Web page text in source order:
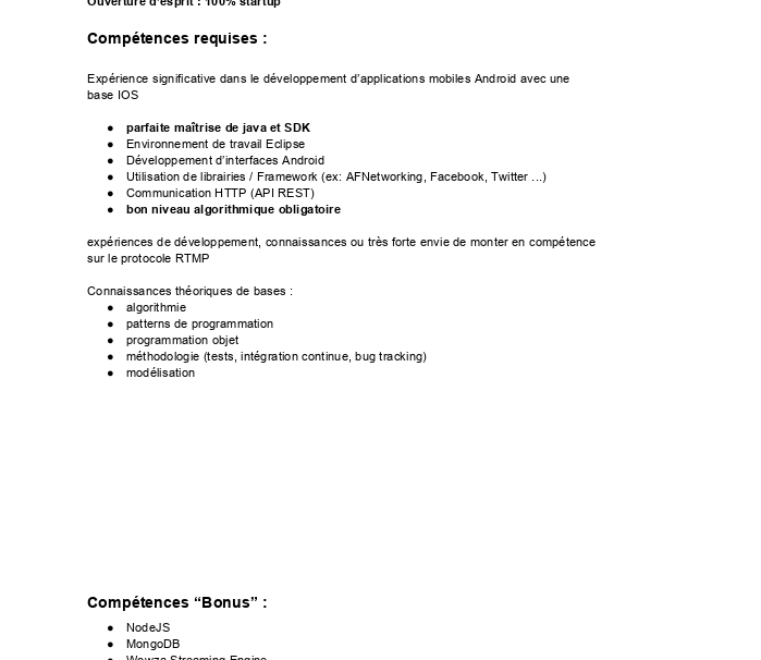
Compétencesrequises:
Expériencesignificativedansledéveloppementd’applicationsmobilesAndroidavecune
baseIOS
● parfaitemaîtrisedejavaetSDK
● EnvironnementdetravailEclipse
● Développementd’interfacesAndroid
● Utilisationdelibrairies/Framework(ex:AFNetworking,Facebook,Twitter...)
● CommunicationHTTP(APIREST)
● bonniveaualgorithmiqueobligatoire
expériencesdedéveloppement,connaissancesoutrèsforteenviedemonterencompétence
surleprotocoleRTMP
Connaissancesthéoriquesdebases:
● algorithmie
● patternsdeprogrammation
● programmationobjet
● méthodologie(tests,intégrationcontinue,bugtracking)
● modélisation
Compétences“Bonus”:
● NodeJS
● MongoDB